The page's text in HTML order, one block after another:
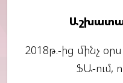
2018թ.-ից մինչ
ՖԱ-ում,